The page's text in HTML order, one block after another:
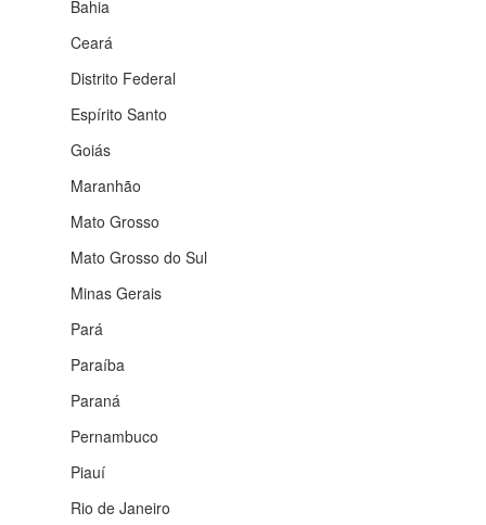
Bahia
Ceará
Distrito Federal
Espírito Santo
Goiás
Maranhão
Mato Grosso
Mato Grosso do Sul
Minas Gerais
Pará
Paraíba
Paraná
Pernambuco
Piauí
Rio de Janeiro